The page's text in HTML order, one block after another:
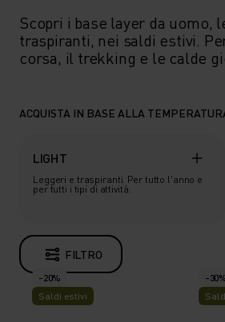
Scopri i base layer da uomo,
traspiranti, nei saldi estivi.
corsa, il trekking e le calde
ACQUISTA IN BASE ALLA
LIGHT
Leggeri e traspiranti. Per tutto l'anno e
per tutti i tipi di attività.
FILTRO
-20%
Saldi estivi
-